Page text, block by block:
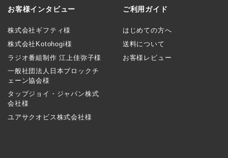
お客様インタビュー
株式会社ギフティ様
株式会社Kotohogi様
ラジオ番組制作 江上佳弥子様
一般社団法人日本ブロックチ
ェーン協会様
タップジョイ・ジャパン株式
会社様
ユアサクオビス株式会社様
ご利用ガイド
はじめての方へ
送料について
お客様レビュー